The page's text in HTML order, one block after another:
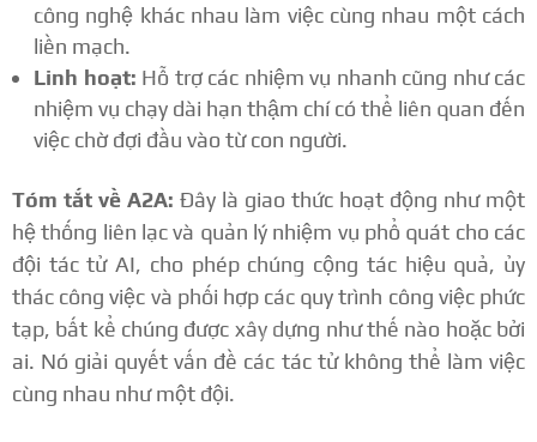
công nghệ khác nhau làm việc cùng nhau một cách
liền mạch.
Linh hoạt: Hỗ trợ các nhiệm vụ nhanh cũng như các
nhiệm vụ chạy dài hạn thậm chí có thể liên quan đến
việc chờ đợi đầu vào từ con người.
Tóm tắt về A2A: Đây là giao thức hoạt động như một
hệ thống liên lạc và quản lý nhiệm vụ phổ quát cho các
đội tác tử AI, cho phép chúng cộng tác hiệu quả, ủy
thác công việc và phối hợp các quy trình công việc phức
tạp, bất kể chúng được xây dựng như thế nào hoặc bởi
ai. Nó giải quyết vấn đề các tác tử không thể làm việc
cùng nhau như một đội.